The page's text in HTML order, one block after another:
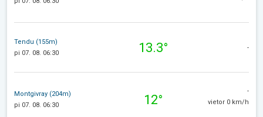
Tendu (155m)
pi 07. 08. 06:30
13.3° -
Montgivray (204m)
pi 07. 08. 06:30
12°
-
vietor 0 km/h